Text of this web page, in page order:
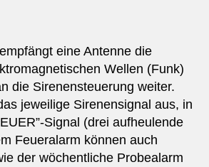
eine Antenne die
Wellen (Funk)
die Sirenensteuerung weiter.
jeweilige Sirenensignal aus, in
Signal (drei aufheulende
Feueralarm können auch
der wöchentliche Probealarm